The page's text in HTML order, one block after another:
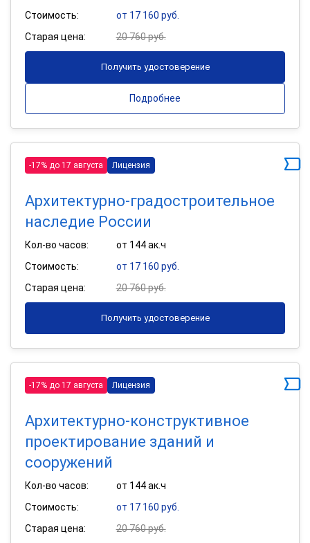
Стоимость:
от 17 160 руб.
Старая цена:
20 760 руб.
Получить удостоверение
Подробнее
-17% до 17 августа Лицензия
Архитектурно-градостроительное
наследие России
Кол-во часов:
от 144 ак.ч
Стоимость:
от 17 160 руб.
Старая цена:
20 760 руб.
Получить удостоверение
-17% до 17 августа Лицензия
Архитектурно-конструктивное
проектирование зданий и
сооружений
Кол-во часов:
от 144 ак.ч
Стоимость:
от 17 160 руб.
Старая цена:
20 760 руб.